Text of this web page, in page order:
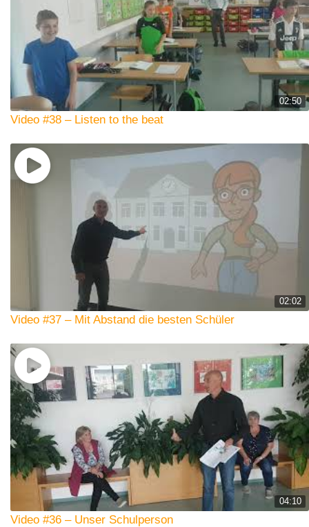
02:50
Video #38 – Listen to the beat
02:02
Video #37 – Mit Abstand die besten Schüler
04:10
Video #36 – Unser Schulperson